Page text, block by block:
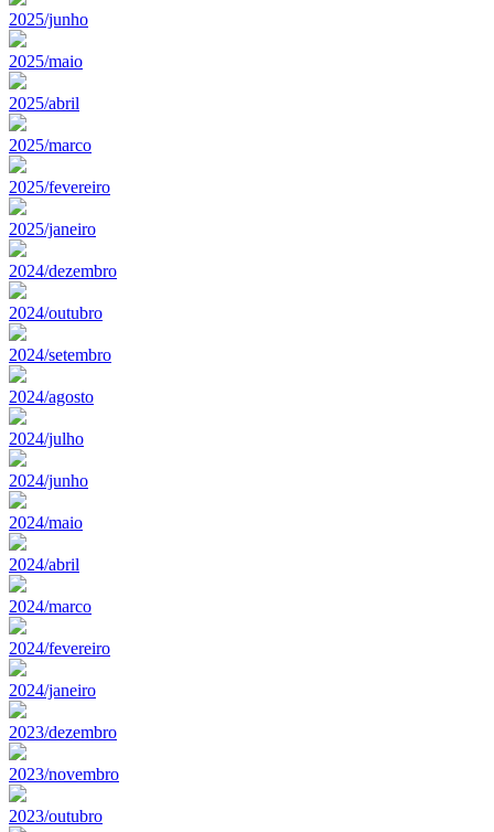
2025/junho
2025/maio
2025/abril
2025/marco
2025/fevereiro
2025/janeiro
2024/dezembro
2024/outubro
2024/setembro
2024/agosto
2024/julho
2024/junho
2024/maio
2024/abril
2024/marco
2024/fevereiro
2024/janeiro
2023/dezembro
2023/novembro
2023/outubro